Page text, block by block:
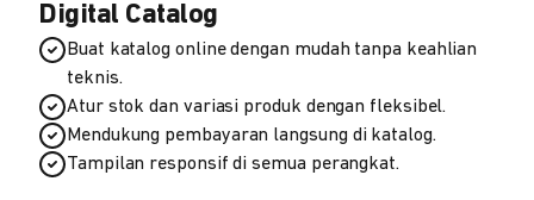
Digital Catalog
Buat katalog online dengan mudah tanpa keahlian
teknis.
Atur stok dan variasi produk dengan fleksibel.
Mendukung pembayaran langsung di katalog.
Tampilan responsif di semua perangkat.